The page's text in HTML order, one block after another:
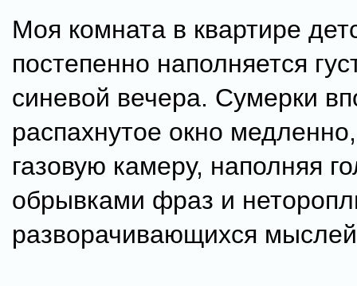
Моя комната в квартире
постепенно наполняется
синевой вечера. Сумерки
распахнутое окно медленно,
газовую камеру, наполняя
обрывками фраз и
разворачивающихся